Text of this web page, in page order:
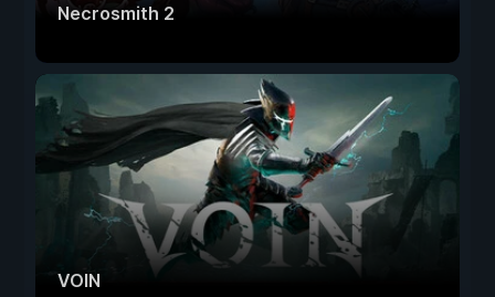
Necrosmith 2
VOIN